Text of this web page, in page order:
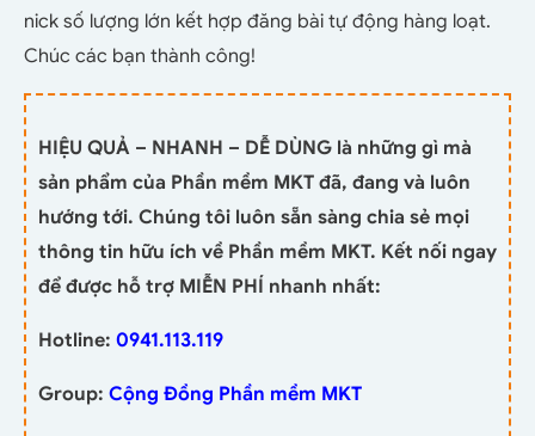
nick số lượng lớn kết hợp đăng bài tự động hàng loạt.
Chúc các bạn thành công!
HIỆU QUẢ – NHANH – DỄ DÙNG là những gì mà
sản phẩm của Phần mềm MKT đã, đang và luôn
hướng tới. Chúng tôi luôn sẵn sàng chia sẻ mọi
thông tin hữu ích về Phần mềm MKT. Kết nối ngay
để được hỗ trợ MIỄN PHÍ nhanh nhất:
Hotline: 0941.113.119
Group: Cộng Đồng Phần mềm MKT